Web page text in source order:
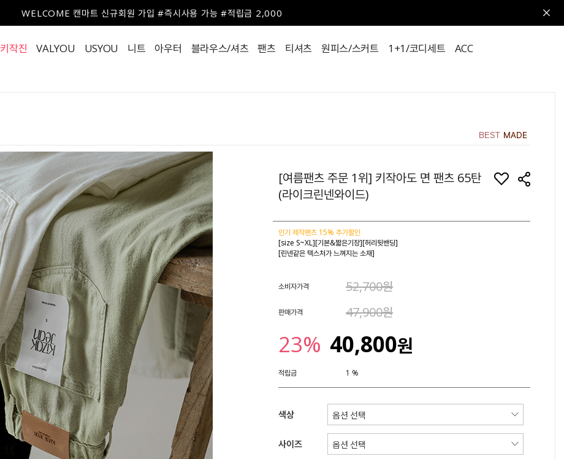
WELCOME 캔마트 신규회원 가입 #즉시사용 가능 #적립금 2,000
키작진 VALYOU USYOU 니트 아우터 블라우스/셔츠 팬츠 티셔츠 원피스/스커트 1+1/코디세트 ACC
[여름팬츠 주문 1위] 키작아도 면 팬츠 65탄
(라이크린넨와이드)
인기 제작팬츠 15% 추가할인
[size S~XL][기본&짧은기장][허리뒷밴딩]
[린넨같은 텍스처가 느껴지는 소재]
소비자가격 52,700원
판매가격 47,900원
23% 40,800원
적립금 1 %
색상
사이즈